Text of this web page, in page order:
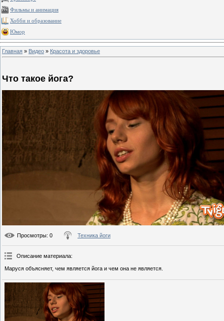
Фильмы и анимация
Хобби и образование
Юмор
Главная » Видео » Красота и здоровье
Что такое йога?
Просмотры: 0 Техника йоги
Описание материала:
Маруся объясняет, чем является йога и чем она не является.